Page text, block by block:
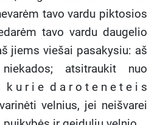
tavo vardu piktosios
tavo vardu daugelio
jiems viešai pasakysiu: aš
atsitraukit nuo
u r i e d a r o t e n e t e i s
velnius, jei neišvarei